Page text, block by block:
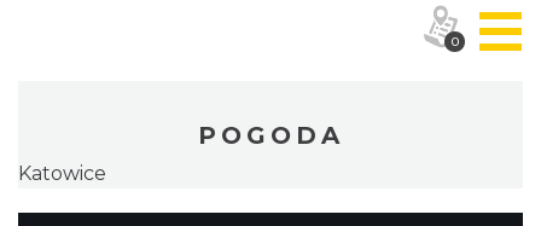
POGODA
Katowice
0